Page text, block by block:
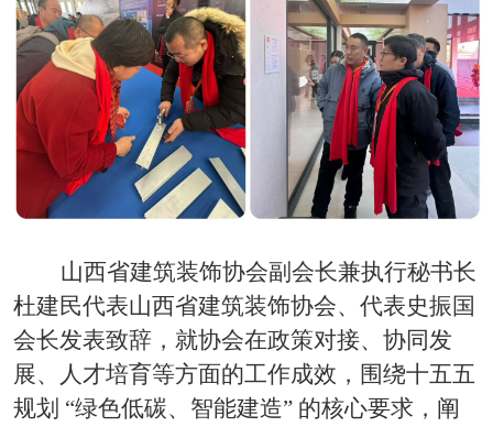
山西省建筑装饰协会副会长兼执行秘书长
杜建民代表山西省建筑装饰协会、代表史振国
会长发表致辞，就协会在政策对接、协同发
展、人才培育等方面的工作成效，围绕十五五
规划 “绿色低碳、智能建造” 的核心要求，阐